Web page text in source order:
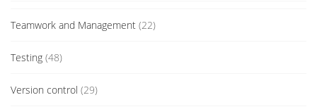
Teamwork and Management (22)
Testing (48)
Version control (29)